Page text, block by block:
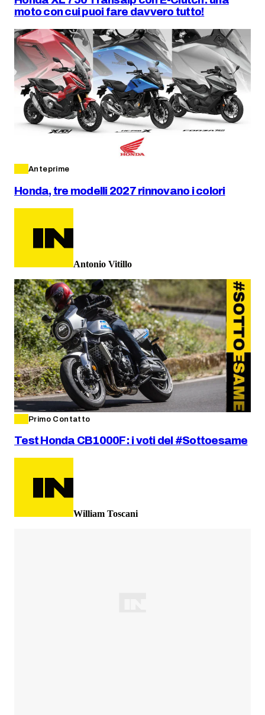
moto con cui puoi fare davvero tutto!
Anteprime
Honda, tre modelli 2027 rinnovano i colori
Antonio Vitillo
Primo Contatto
Test Honda CB1000F: i voti del #Sottoesame
William Toscani